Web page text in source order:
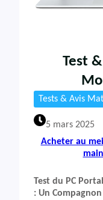
Test
Tests & Avis
5 mars 2025
Acheter au
Test du PC
: Un